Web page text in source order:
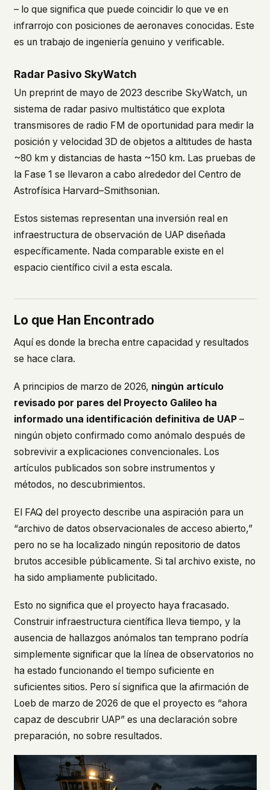
– lo que significa que puede coincidir lo que ve en
infrarrojo con posiciones de aeronaves conocidas. Este
es un trabajo de ingeniería genuino y verificable.
Radar Pasivo SkyWatch
Un preprint de mayo de 2023 describe SkyWatch, un
sistema de radar pasivo multistático que explota
transmisores de radio FM de oportunidad para medir la
posición y velocidad 3D de objetos a altitudes de hasta
~80 km y distancias de hasta ~150 km. Las pruebas de
la Fase 1 se llevaron a cabo alrededor del Centro de
Astrofísica Harvard–Smithsonian.
Estos sistemas representan una inversión real en
infraestructura de observación de UAP diseñada
específicamente. Nada comparable existe en el
espacio científico civil a esta escala.
Lo que Han Encontrado
Aquí es donde la brecha entre capacidad y resultados
se hace clara.
A principios de marzo de 2026, ningún artículo
revisado por pares del Proyecto Galileo ha
informado una identificación definitiva de UAP–
ningún objeto confirmado como anómalo después de
sobrevivir a explicaciones convencionales. Los
artículos publicados son sobre instrumentos y
métodos, no descubrimientos.
El FAQ del proyecto describe una aspiración para un
“archivo de datos observacionales de acceso abierto,”
pero no se ha localizado ningún repositorio de datos
brutos accesible públicamente. Si tal archivo existe, no
ha sido ampliamente publicitado.
Esto no significa que el proyecto haya fracasado.
Construir infraestructura científica lleva tiempo, y la
ausencia de hallazgos anómalos tan temprano podría
simplemente significar que la línea de observatorios no
ha estado funcionando el tiempo suficiente en
suficientes sitios. Pero sí significa que la afirmación de
Loeb de marzo de 2026 de que el proyecto es “ahora
capaz de descubrir UAP” es una declaración sobre
preparación, no sobre resultados.